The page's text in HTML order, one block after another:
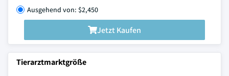
Ausgehend von: $2,450
Jetzt Kaufen
Tierarztmarktgröße